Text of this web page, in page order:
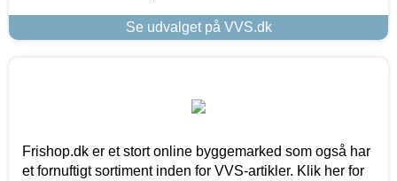
Se udvalget på VVS.dk
Frishop.dk er et stort online byggemarked som også har
et fornuftigt sortiment inden for VVS-artikler. Klik her for